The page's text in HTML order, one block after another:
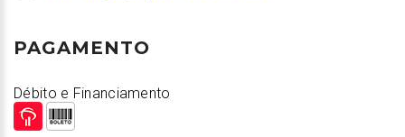
PAGAMENTO
Débito e Financiamento